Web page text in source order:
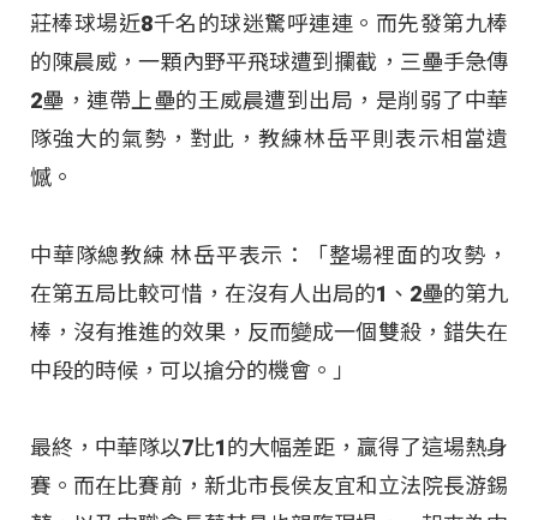
莊棒球場近8千名的球迷驚呼連連。而先發第九棒
的陳晨威，一顆內野平飛球遭到攔截，三壘手急傳
2壘，連帶上壘的王威晨遭到出局，是削弱了中華
隊強大的氣勢，對此，教練林岳平則表示相當遺
憾。
中華隊總教練 林岳平表示：「整場裡面的攻勢，
在第五局比較可惜，在沒有人出局的1、2壘的第九
棒，沒有推進的效果，反而變成一個雙殺，錯失在
中段的時候，可以搶分的機會。」
最終，中華隊以7比1的大幅差距，贏得了這場熱身
賽。而在比賽前，新北市長侯友宜和立法院長游錫